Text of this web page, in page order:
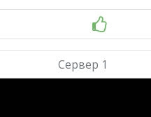
Сервер 1